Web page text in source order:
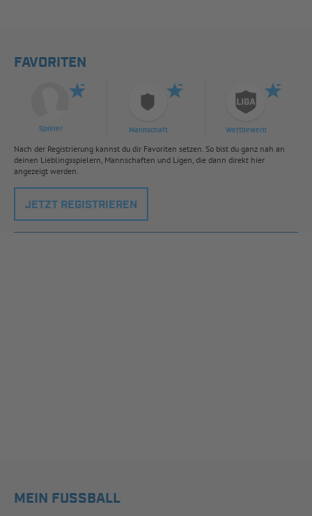
FAVORITEN
Spieler Mannschaft Wettbewerb
Nach der Registrierung kannst du dir Favoriten setzen. So bist du ganz nah an
deinen Lieblingsspielern, Mannschaften und Ligen, die dann direkt hier
angezeigt werden.
JETZT REGISTRIEREN
MEIN FUSSBALL